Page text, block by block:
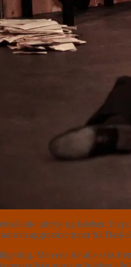
udtryk og følelser. En
aggressive toner fra
ting. Men ens for alle seks